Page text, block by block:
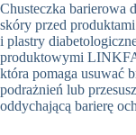
Chusteczka barierowa
skóry przed
i plastry
produktowymi
która pomaga usuwać
podrażnień lub
oddychającą barierę